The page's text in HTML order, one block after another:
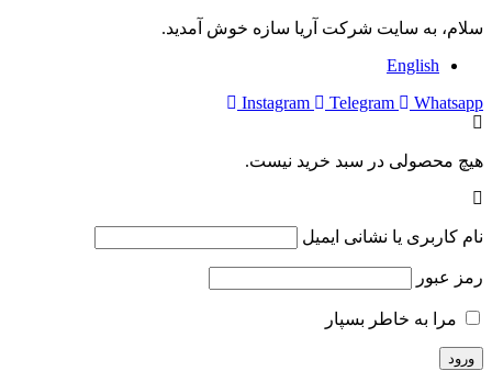
سلام، به سایت شرکت آریا سازه خوش آمدید.
English
Instagram
Telegram Whatsapp
هیچ محصولی در سبد خرید نیست.
نام کاربری یا نشانی ایمیل
رمز عبور
مرا به خاطر بسپار